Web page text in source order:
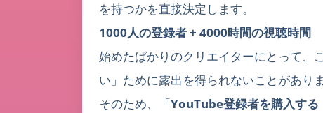
を持つかを直接決定します。
1000人の登録者 + 4000時間の視聴時間
始めたばかりのクリエイターにとって、
い」ために露出を得られないことがありま
そのため、「YouTube登録者を購入す